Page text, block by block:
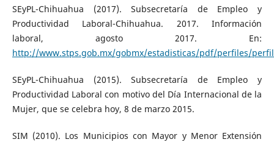
SEyPL-Chihuahua (2017). Subsecretaría de Empleo y
Productividad Laboral-Chihuahua. 2017. Información
laboral, agosto 2017. En:
http://www.stps.gob.mx/gobmx/estadisticas/pdf/perfiles/
SEyPL-Chihuahua (2015). Subsecretaría de Empleo y
Productividad Laboral con motivo del Día Internacional de la
Mujer, que se celebra hoy, 8 de marzo 2015.
SIM (2010). Los Municipios con Mayor y Menor Extensión